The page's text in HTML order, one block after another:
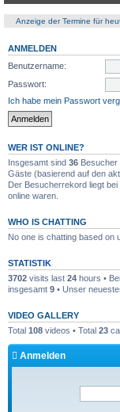
Anzeige der Termine für
ANMELDEN
Benutzername:
Passwort:
Ich habe mein Passwort
WER IST ONLINE?
Insgesamt sind 36 Besucher
Gäste (basierend auf den
Der Besucherrekord liegt bei
online waren.
WHO IS CHATTING
No one is chatting based on
STATISTIK
3702 visits last 24 hours •
insgesamt 9 • Unser
VIDEO GALLERY
Total 108 videos • Total 23
Anmelden